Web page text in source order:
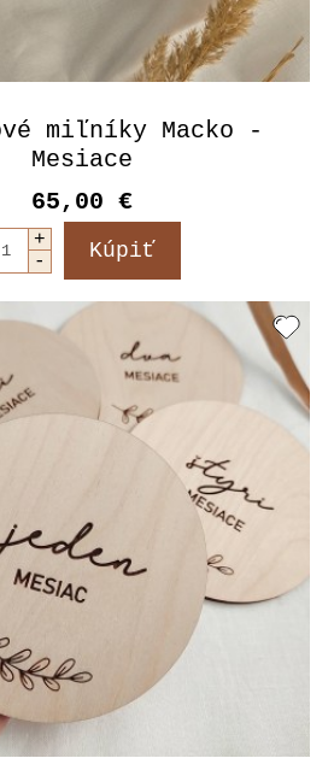
miľníky Macko -
Mesiace
65,00 €